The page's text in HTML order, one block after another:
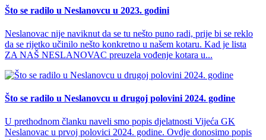
Što se radilo u Neslanovcu u 2023. godini
Neslanovac nije naviknut da se tu nešto puno radi, prije bi se reklo
da se rijetko učinilo nešto konkretno u našem kotaru. Kad je lista
ZA NAŠ NESLANOVAC preuzela vođenje kotara u...
Što se radilo u Neslanovcu u drugoj polovini 2024. godine
U prethodnom članku naveli smo popis djelatnosti Vijeća GK
Neslanovac u prvoj polovici 2024. godine. Ovdje donosimo popis